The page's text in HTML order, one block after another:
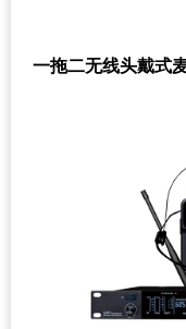
一拖二无线头戴式